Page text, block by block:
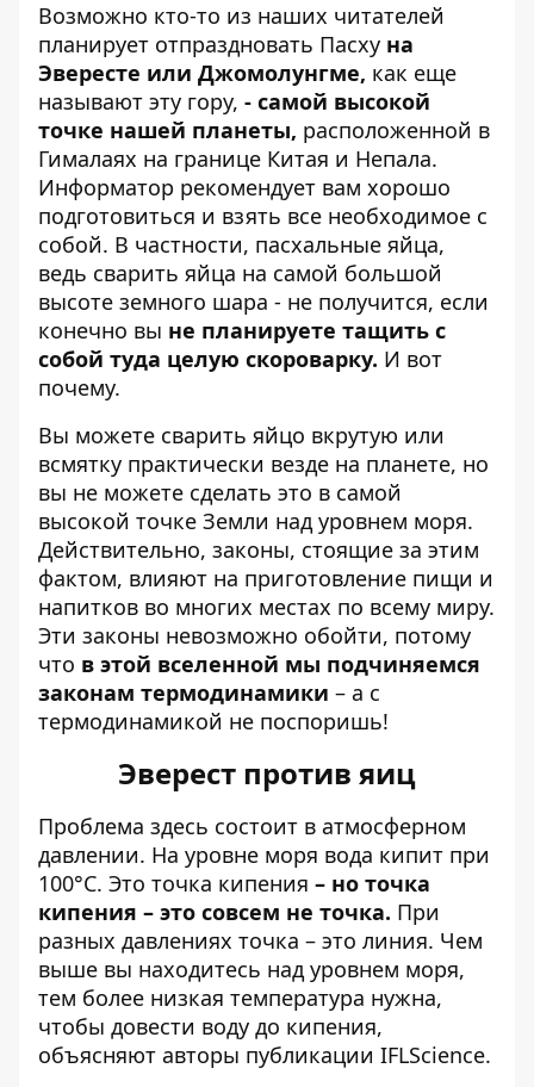
Возможно кто-то из наших читателей
планирует отпраздновать Пасху на
Эвересте или Джомолунгме, как еще
называют эту гору, - самой высокой
точке нашей планеты, расположенной в
Гималаях на границе Китая и Непала.
Информатор рекомендует вам хорошо
подготовиться и взять все необходимое с
собой. В частности, пасхальные яйца,
ведь сварить яйца на самой большой
высоте земного шара - не получится, если
конечно вы не планируете тащить с
собой туда целую скороварку. И вот
почему.
Вы можете сварить яйцо вкрутую или
всмятку практически везде на планете, но
вы не можете сделать это в самой
высокой точке Земли над уровнем моря.
Действительно, законы, стоящие за этим
фактом, влияют на приготовление пищи и
напитков во многих местах по всему миру.
Эти законы невозможно обойти, потому
что в этой вселенной мы подчиняемся
законам термодинамики – а с
термодинамикой не поспоришь!
Эверест против яиц
Проблема здесь состоит в атмосферном
давлении. На уровне моря вода кипит при
100°C. Это точка кипения – но точка
кипения – это совсем не точка. При
разных давлениях точка – это линия. Чем
выше вы находитесь над уровнем моря,
тем более низкая температура нужна,
чтобы довести воду до кипения,
объясняют авторы публикации IFLScience.